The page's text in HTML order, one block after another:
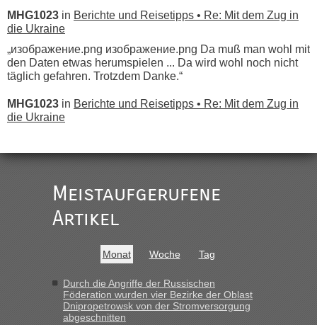
MHG1023 in Berichte und Reisetipps • Re: Mit dem Zug in
die Ukraine
„изображение.png изображение.png Da muß man wohl mit
den Daten etwas herumspielen ... Da wird wohl noch nicht
täglich gefahren. Trotzdem Danke.“
MHG1023 in Berichte und Reisetipps • Re: Mit dem Zug in
die Ukraine
Ist korrekt, aber ich finde man hätte trotzdem im Text gleich
darauf hinweisen können.
War aber nicht "böse" gemeint ...
buchbar - warum auch immer ...
Hab´s versucht - bekomme aber immer angezeigt "auf dieser
Strecke fahren wir nicht"
Meistaufgerufene
Artikel
Monat Woche Tag
Durch die Angriffe der Russischen
Föderation wurden vier Bezirke der Oblast
Dnipropetrowsk von der Stromversorgung
abgeschnitten